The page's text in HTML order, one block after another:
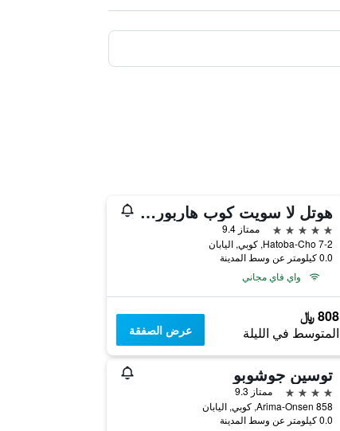
هوتل لا سويت كوب هاربورلاند
5 نجوم
ممتاز 9.4
7-2 Hatoba-Cho, كوبي, اليابان
0.0 كيلومتر عن وسط المدينة
واي فاي مجاني
808 ﷼
المتوسط في الليلة عرض الصفقة
توسين جوشوبو
4 نجوم
ممتاز 9.3
858 Arima-Onsen, كوبي, اليابان
0.0 كيلومتر عن وسط المدينة